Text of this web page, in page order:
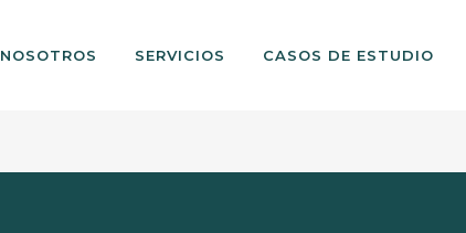
NOSOTROS SERVICIOS CASOS DE ESTUDIO